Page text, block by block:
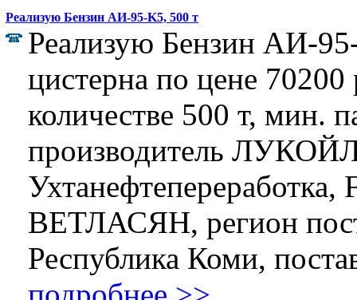
Реализую Бензин АИ-95-K5, 500 т
Реализую Бензин АИ-
цистерна по цене 70200
количестве 500 т, мин.
производитель
Ухтанефтепереработка,
ВЕТЛАСЯН, регион
Республика Коми,